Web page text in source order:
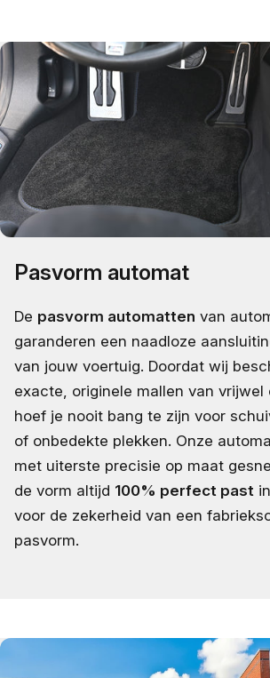
Pasvorm automat
De pasvorm automatten van
garanderen een naadloze
van jouw voertuig. Doordat wij
exacte, originele mallen van vrijwel
hoef je nooit bang te zijn voor
of onbedekte plekken. Onze
met uiterste precisie op maat
de vorm altijd 100% perfect past
voor de zekerheid van een
pasvorm.